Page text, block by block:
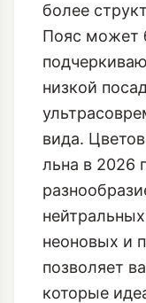
более
Пояс может
низкой
вида.
льна в 2026
неоновых и
позволяет
которые